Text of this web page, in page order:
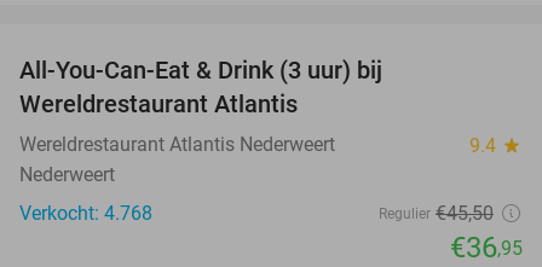
All-You-Can-Eat & Drink (3 uur) bij
Wereldrestaurant Atlantis
Wereldrestaurant Atlantis Nederweert 9.4 star
Nederweert
Verkocht: 4.768
Regulier €45,50
€36,95